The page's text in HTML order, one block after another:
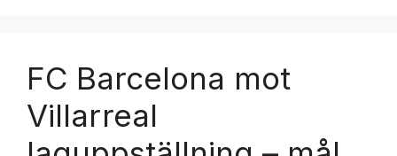
FC Barcelona mot
Villarreal